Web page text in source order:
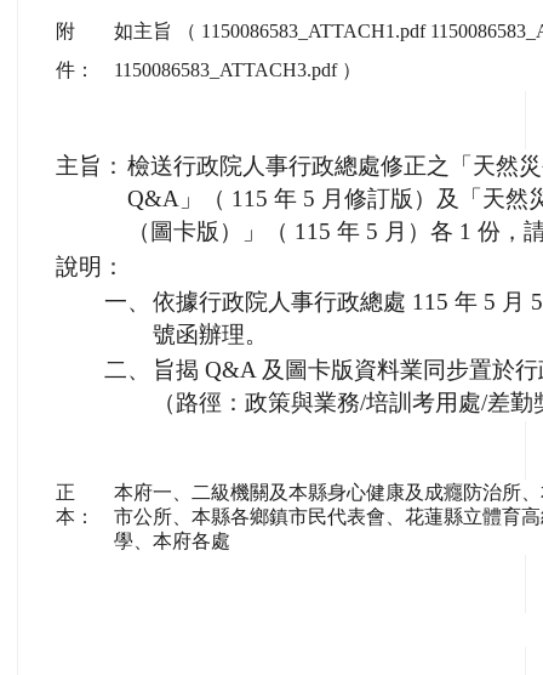
附
件：
如主旨 （ 1150086583_ATTACH1.pdf
1150086583_ATTACH3.pdf ）
主旨： 檢送行政院人事行政總處修正之「天然
Q&A」（ 115 年 5 月修訂版）及「天然
（圖卡版）」（ 115 年 5 月）各 1 份，
說明：
一、 依據行政院人事行政總處 115 年 5 月
號函辦理。
二、
旨揭 Q&A 及圖卡版資料業同步置於
（路徑：政策與業務/培訓考用處/差
正
本：
本府一、二級機關及本縣身心健康及成癮防治所
市公所、本縣各鄉鎮市民代表會、花蓮縣立體育
學、本府各處